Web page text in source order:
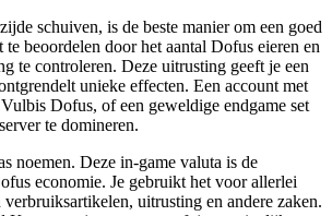
schuiven, is de beste manier om een goed
beoordelen door het aantal Dofus eieren en
te controleren. Deze uitrusting geeft je een
unieke effecten. Een account met
Dofus, of een geweldige endgame set
te domineren.
noemen. Deze in-game valuta is de
economie. Je gebruikt het voor allerlei
uitrusting en andere zaken.